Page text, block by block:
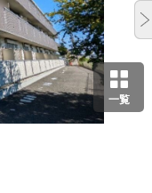
一覧